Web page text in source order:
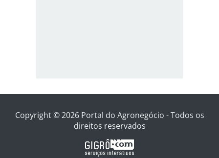
Copyright © 2026 Portal do Agronegócio - Todos os
direitos reservados